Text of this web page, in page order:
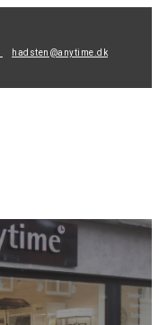
hadsten@anytime.dk